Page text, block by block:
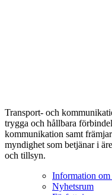
Transport- och
trygga och hållbara
kommunikation samt
myndighet som betjänar i
och tillsyn.
Information
Nyhetsrum